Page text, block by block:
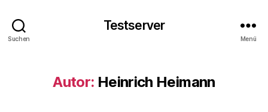
Suchen
Testserver
Menü
Autor: Heinrich Heimann